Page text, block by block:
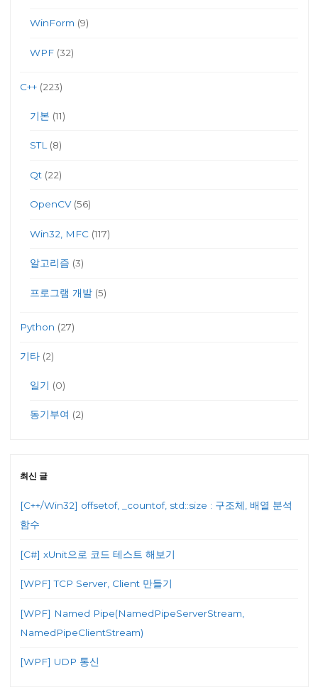
WinForm (9)
WPF(32)
C++ (223)
기본 (11)
STL (8)
Qt(22)
OpenCV(56)
Win32, MFC(117)
알고리즘 (3)
프로그램 개발(5)
Python (27)
기타 (2)
일기 (0)
동기부여 (2)
최신 글
[C++/Win32] offsetof, _countof, std::size : 구조체, 배열 분석
함수
[C#] xUnit으로 코드 테스트 해보기
[WPF] TCP Server, Client 만들기
[WPF] Named Pipe(NamedPipeServerStream,
NamedPipeClientStream)
[WPF] UDP 통신